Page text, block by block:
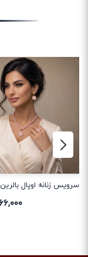
سرویس زنانه اوپال بالرین